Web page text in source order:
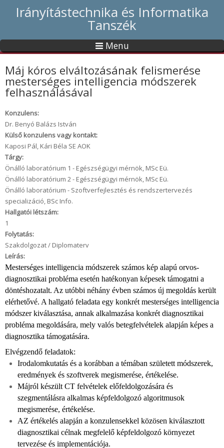
Irányítástechnika és Informatika
Tanszék
Menu
Máj kóros elváltozásának felismerése
mesterséges intelligencia módszerek
felhasználásával
Konzulens:
Dr. Benyó Balázs István
Külső konzulens vagy kontakt:
Kaposi Pál, Kári Béla SE AOK
Tárgy:
Önálló laboratórium 1 - Egészségügyi mérnök, MSc Eü.
Önálló laboratórium 2 - Egészségügyi mérnök, MSc Eü.
Önálló laboratórium - Szoftverfejlesztés és rendszertervezés
specializáció, BSc Info.
Hallgatói létszám:
1
Folytatás:
Szakdolgozat / Diplomaterv
Leírás:
Mesterséges intelligencia módszerek számos kép alapú orvos-
diagnosztikai probléma esetén hatékonyan képesek támogatni a
döntéshozatalt. Az utóbbi néhány évben számos új megoldás került
elérhetővé. A hallgató feladata egy konkrét mesterséges intelligencia
módszer kiválasztása, annak alkalmazása konkrét diagnosztikai
probléma megoldására, mely valós betegfelvételek alapján képes a
diagnosztika támogatására.
Elvégzendő feladatok:
Irodalomkutatás és a korábban a témában született módszerek,
eredmények és szoftverek megismerése, értékelése.
Májról készült CT felvételek előfeldolgozására és
szegmentálásra alkalmas képfeldolgozó algoritmusok
megismerése, értékelése.
AZ értékelés alapján a konzulensekkel közösen kiválasztott
diagnosztikai célnak megfelelő képfeldolgozó környezet
tervezése és implementációja.